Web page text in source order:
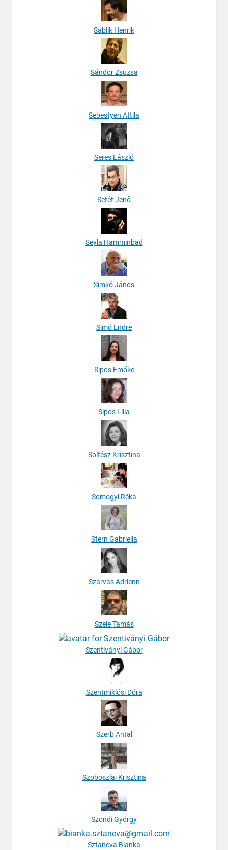
Sablik Henrik
Sándor Zsuzsa
Sebestyen Attila
Seres László
Setét Jenő
Seyla Hamminbad
Simkó János
Simó Endre
Sipos Emőke
Sipos Lilla
Soltész Krisztina
Somogyi Réka
Stern Gabriella
Szarvas Adrienn
Szele Tamás
Szentiványi Gábor
Szentmiklósi Dóra
Szerb Antal
Szoboszlai Krisztina
Szondi György
Sztaneva Bianka